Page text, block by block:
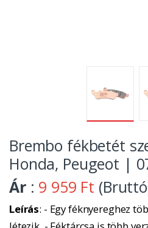
Brembo fékbetét
Honda, Peugeot |
Ár : 9 959 Ft
Leírás: - Egy féknyereghez